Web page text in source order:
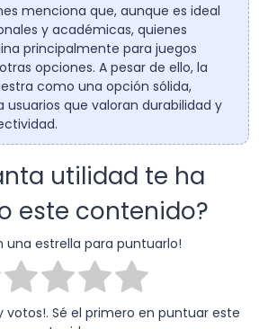
menciona que, aunque es ideal
y académicas, quienes
principalmente para juegos
opciones. A pesar de ello, la
como una opción sólida,
que valoran durabilidad y
utilidad te ha
este contenido?
una estrella para puntuarlo!
votos!. Sé el primero en puntuar este